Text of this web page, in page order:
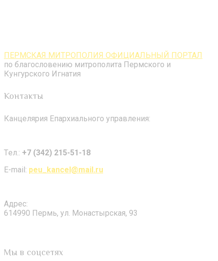
ПЕРМСКАЯ МИТРОПОЛИЯ ОФИЦИАЛЬНЫЙ ПОРТАЛ
по благословению митрополита Пермского и
Кунгурского Игнатия
Контакты
Канцелярия Епархиального управления:
Tел.: +7 (342) 215-51-18
E-mail: peu_kancel@mail.ru
Адрес:
614990 Пермь, ул. Монастырская, 93
Мы в соцсетях